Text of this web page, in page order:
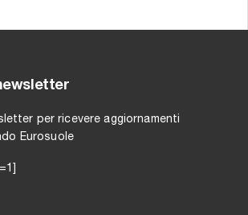
per ricevere aggiornamenti
Eurosuole